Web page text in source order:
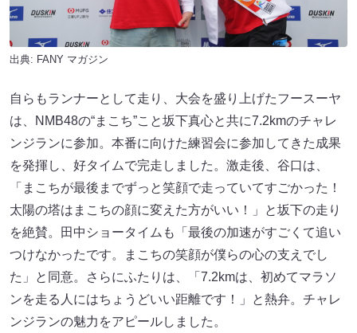
出典: FANY マガジン
自らもランナーとして走り、大会を盛り上げたフースーヤ
は、NMB48の“まこち”こと坂下真心と共に7.2kmのチャレ
ンジランに参加。本番に向けた練習会に参加してきた成果
を発揮し、好タイムで完走しました。激走後、谷口は、
「まこちが最後までずっと笑顔で走っていてすごかった！
太陽の塔はまこちの顔に変えた方がいい！」と坂下の走り
を絶賛。田中ショータイムも「最後の加速がすごくて追い
つけなかったです。まこちの笑顔が僕らの心の支えでし
た」と同意。さらにふたりは、「7.2kmは、初めてマラソ
ンを走る人にはちょうどいい距離です！」と熱弁。チャレ
ンジランの魅力をアピールしました。